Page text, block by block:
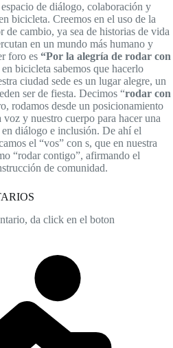
espacio de diálogo, colaboración y
bicicleta. Creemos en el uso de la
cambio, ya sea de historias de vida
en un mundo más humano y
foro es “Por la alegría de rodar con
bicicleta sabemos que hacerlo
ciudad sede es un lugar alegre, un
ser de fiesta. Decimos “rodar con
rodamos desde un posicionamiento
y nuestro cuerpo para hacer una
diálogo e inclusión. De ahí el
el “vos” con s, que en nuestra
“rodar contigo”, afirmando el
de comunidad.
da click en el boton